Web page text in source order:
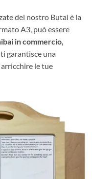
del nostro Butai è la
A3, può essere
in commercio,
garantisce una
le tue